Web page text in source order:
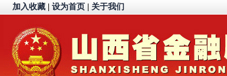
加入收藏 设为首页 关于我们